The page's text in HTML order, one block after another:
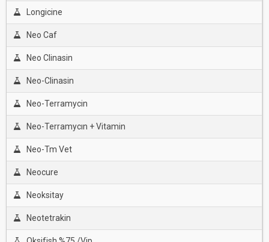
Longicine
Neo Caf
Neo Clinasin
Neo-Clinasin
Neo-Terramycin
Neo-Terramycın + Vitamin
Neo-Tm Vet
Neocure
Neoksitay
Neotetrakin